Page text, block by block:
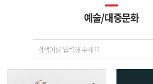
예술/대중문화